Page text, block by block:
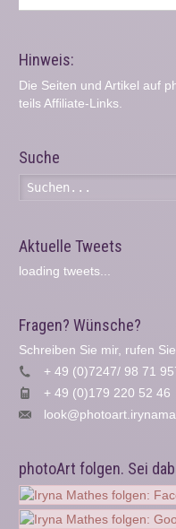
Hinweis:
Die Seiten und Artikel auf
teils Affiliate-Links.
Suche
Aktuelle Tweets
loading tweets...
Fragen? Wünsche?
Schreiben Sie mir, rufen Sie
+ 49 (0)7247/ 98 71
+ 49 (0)179 220 52 46
photoArt folgen. Sei